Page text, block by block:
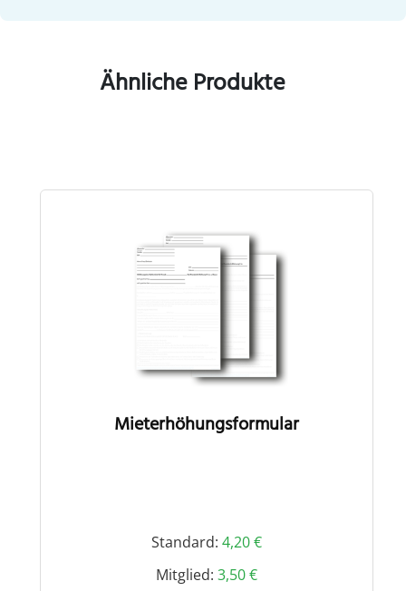
Ähnliche Produkte
Mieterhöhungsformular
Standard: 4,20€
Mitglied: 3,50€